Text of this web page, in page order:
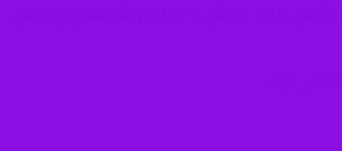
اداره ورزش و جوانان شهرستان پردیس
بود.